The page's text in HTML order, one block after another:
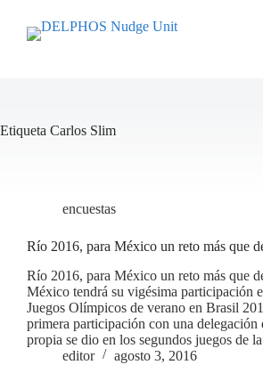
contenido
Etiqueta Carlos Slim
encuestas
Río 2016, para México un reto más que
Río 2016, para México un reto más que
México tendrá su vigésima participación
Juegos Olímpicos de verano en Brasil
primera participación con una delegación
propia se dio en los segundos juegos de
editor
agosto 3, 2016